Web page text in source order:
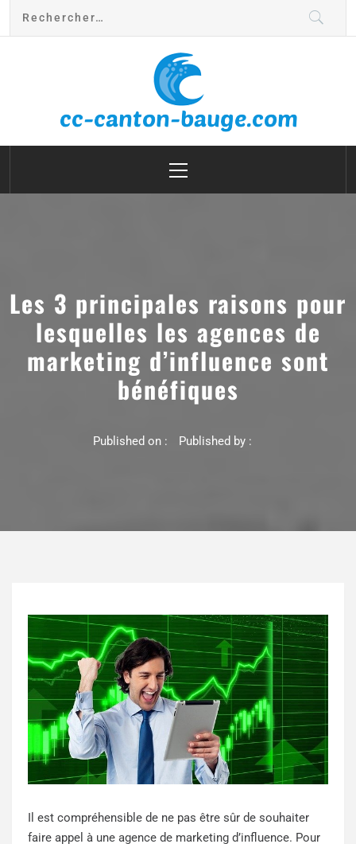
cc canton bauge
Les 3 principales raisons pour
lesquelles les agences de
marketing d’influence sont
bénéfiques
Published on : Published by :
Il est compréhensible de ne pas être sûr de souhaiter
faire appel à une agence de marketing d’influence. Pour